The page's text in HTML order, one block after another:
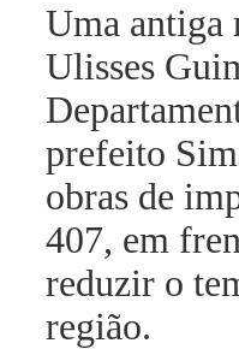
Uma antiga
Ulisses
prefeito
obras de
407, em
reduzir o
região.